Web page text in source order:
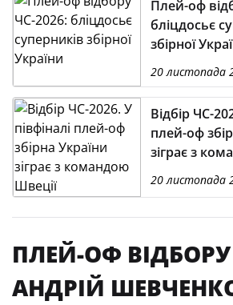
Плей-оф
бліцдосьє
збірної
20 листопада
Відбір ЧС-
плей-оф
зіграє з
20 листопада
ПЛЕЙ-ОФ ВІДБОРУ
АНДРІЙ